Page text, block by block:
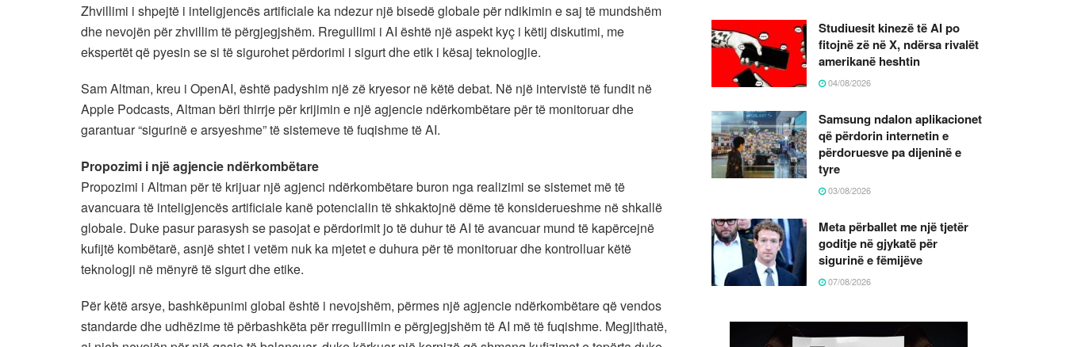
Zhvillimi i shpejtë i inteligjencës artificiale ka ndezur një bisedë globale për ndikimin e saj të mundshëm
dhe nevojën për zhvillim të përgjegjshëm. Rregullimi i AI është një aspekt kyç i këtij diskutimi, me
ekspertët që pyesin se si të sigurohet përdorimi i sigurt dhe etik i kësaj teknologjie.
Sam Altman, kreu i OpenAI, është padyshim një zë kryesor në këtë debat. Në një intervistë të fundit në
Apple Podcasts, Altman bëri thirrje për krijimin e një agjencie ndërkombëtare për të monitoruar dhe
garantuar “sigurinë e arsyeshme” të sistemeve të fuqishme të AI.
Propozimi i një agjencie ndërkombëtare
Propozimi i Altman për të krijuar një agjenci ndërkombëtare buron nga realizimi se sistemet më të
avancuara të inteligjencës artificiale kanë potencialin të shkaktojnë dëme të konsiderueshme në shkallë
globale. Duke pasur parasysh se pasojat e përdorimit jo të duhur të AI të avancuar mund të kapërcejnë
kufijtë kombëtarë, asnjë shtet i vetëm nuk ka mjetet e duhura për të monitoruar dhe kontrolluar këtë
teknologji në mënyrë të sigurt dhe etike.
Për këtë arsye, bashkëpunimi global është i nevojshëm, përmes një agjencie ndërkombëtare që vendos
standarde dhe udhëzime të përbashkëta për rregullimin e përgjegjshëm të AI më të fuqishme. Megjithatë,
Studiuesit kinezë të AI po
fitojnë zë në X, ndërsa rivalët
amerikanë heshtin
04/08/2026
Samsung ndalon aplikacionet
që përdorin internetin e
përdoruesve pa dijeninë e
tyre
03/08/2026
Meta përballet me një tjetër
goditje në gjykatë për
sigurinë e fëmijëve
07/08/2026